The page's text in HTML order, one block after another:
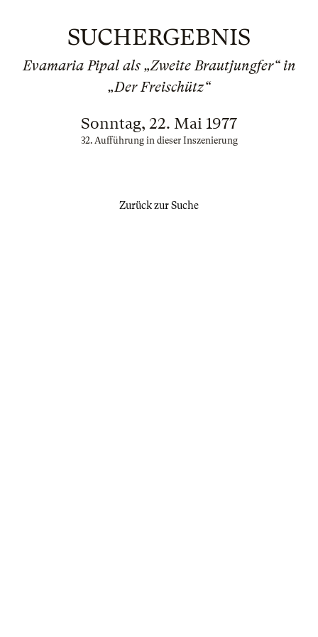
SUCHERGEBNIS
Evamaria Pipal als „Zweite Brautjungfer“ in
„Der Freischütz“
Sonntag, 22. Mai 1977
32. Aufführung in dieser Inszenierung
Zurück zur Suche